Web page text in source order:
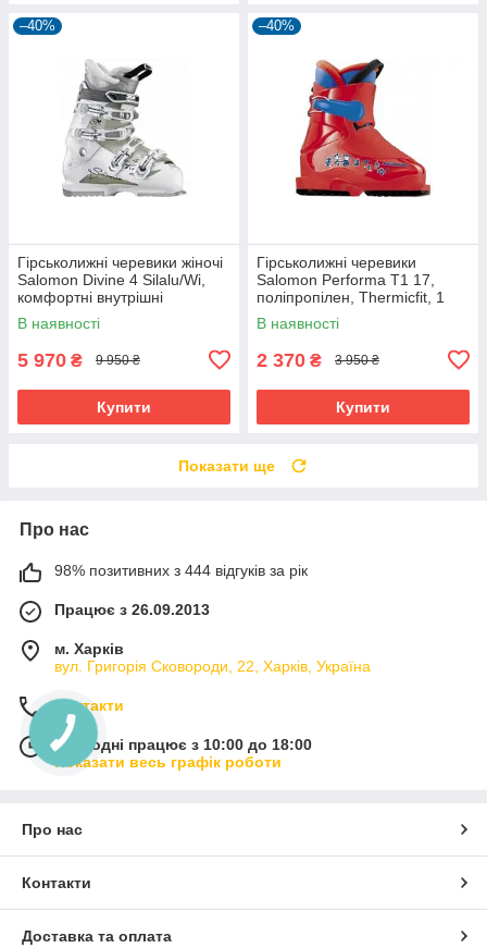
–40%
Гірськолижні черевики жіночі
Salomon Divine 4 Silalu/Wi,
комфортні внутрішні
черевики X Fit Fusion,
жорсткість 45
В наявності
5 970 ₴ 9 950 ₴
Купити
–40%
Гірськолижні черевики
Salomon Performa T1 17,
поліпропілен, Thermicfit, 1
кліпса.
В наявності
2 370 ₴ 3 950 ₴
Купити
Показати ще
Про нас
98% позитивних з 444 відгуків за рік
Працює з 26.09.2013
м. Харків
вул. Григорія Сковороди, 22, Харків, Україна
Контакти
Сьогодні працює з 10:00 до 18:00
Показати весь графік роботи
Про нас
Контакти
Доставка та оплата